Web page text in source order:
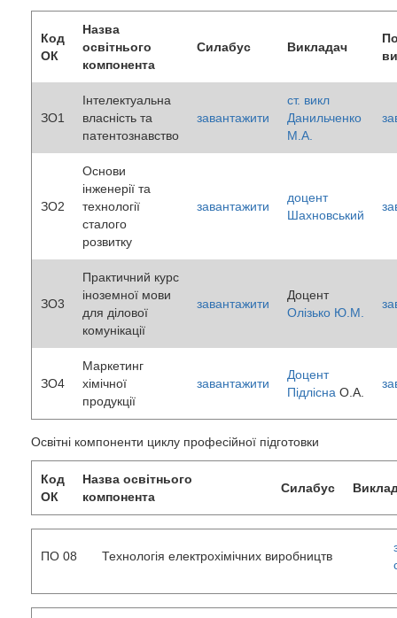
Код
ОК
Назва
освітнього
компонента
Силабус Викладач
ЗО1
Інтелектуальна
власність та
патентознавство
завантажити
ст. викл
Данильченко
М.А.
ЗО2
Основи
інженерії та
технології
сталого
розвитку
завантажити
доцент
Шахновський
ЗО3
Практичний курс
іноземної мови
для ділової
комунікації
завантажити
Доцент
Олізько Ю.М.
ЗО4
Маркетинг
хімічної
продукції
завантажити
Доцент
Підлісна О.А.
Освітні компоненти циклу професійної підготовки
Код
ОК
Назва освітнього
компонента
Силабус
ПО 08 Технологія електрохімічних виробництв